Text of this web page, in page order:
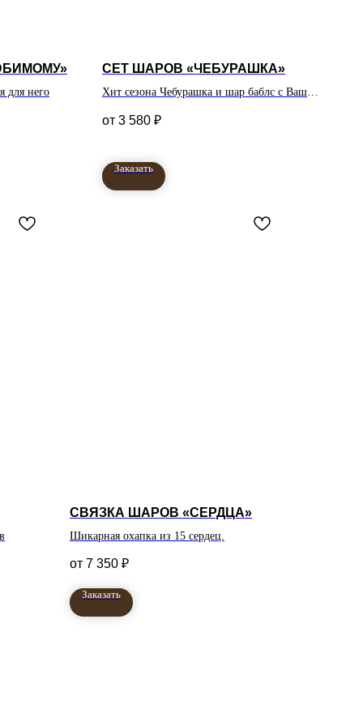
для него
СЕТ ШАРОВ «ЧЕБУРАШКА»
Хит сезона Чебурашка и шар баблс с Вашей
3 580 ₽
Заказать
СВЯЗКА ШАРОВ «СЕРДЦА»
Шикарная охапка из 15 сердец.
7 350 ₽
Заказать